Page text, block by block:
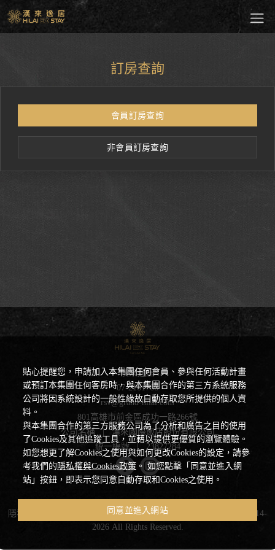
訂房查詢
會員訂房查詢
非會員訂房查詢
漢來逸居
07-2161766
rsv@grand-hilai.com
801高雄市前金區成功一路266號
公司名稱
|
漢來國際飯店股份有限公司
統一編號
| 23827284
隱私權聲明與 Cookie 政策 | Powered by曜通資訊有限公司
© 2014-
2026 All Rights Reserved.
貼心提醒您，申請加入本集團任何會員、參與任何活動計畫
或預訂本集團任何客房時，與本集團合作的第三方系統服務
公司將因系統設計的一般性緣故自動存取您所提供的個人資
料。
與本集團合作的第三方服務公司為了分析和廣告之目的使用
了Cookies及其他追蹤工具，並藉以提供更優質的瀏覽體驗。
如您想更了解Cookies之使用與如何更改Cookies的設定，請參
考我們的 隱私權與Cookies政策 。 如您點擊「同意並進入網
站」按鈕，即表示您同意自動存取和Cookies之使用。
同意並進入網站